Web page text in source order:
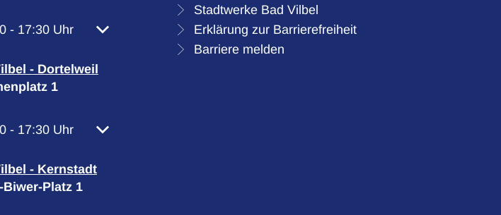
Öffnungs- oder Schließzeiten auszublenden
- 17:30 Uhr Von 07:00 bis 17:30 Uhr
- Dortelweil
1
oder Schließzeiten auszublenden
- 17:30 Uhr Von 13:00 bis 17:30 Uhr
- Kernstadt
Platz 1
Stadtwerke Bad Vilbel
Erklärung zur Barrierefreiheit
Barriere melden